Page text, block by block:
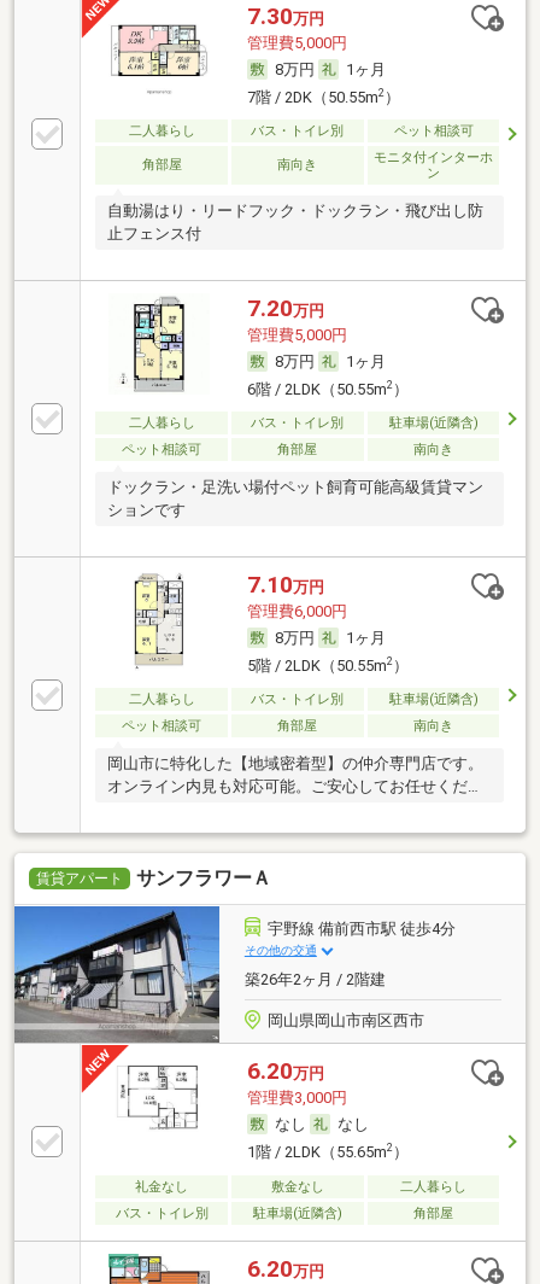
7.30万円
管理費5,000円
8万円
1ヶ月
7階 / 2DK（50.55m2）
二人暮らし バス・トイレ別 ペット相談可
角部屋 南向き
モニタ付インターホ
ン
自動湯はり・リードフック・ドックラン・飛び出し防
止フェンス付
7.20万円
管理費5,000円
8万円
1ヶ月
6階 / 2LDK（50.55m2）
二人暮らし バス・トイレ別
駐車場(近隣含)
ペット相談可
角部屋 南向き
ドックラン・足洗い場付ペット飼育可能高級賃貸マン
ションです
7.10万円
管理費6,000円
8万円
1ヶ月
5階 / 2LDK（50.55m2）
二人暮らし バス・トイレ別
駐車場(近隣含)
ペット相談可
角部屋 南向き
岡山市に特化した【地域密着型】の仲介専門店です。
オンライン内見も対応可能。ご安心してお任せくださ
賃貸アパート サンフラワーＡ
宇野線 備前西市駅 徒歩4分
その他の交通
築26年2ヶ月 / 2階建
岡山県岡山市南区西市
6.20万円
管理費3,000円
なし
なし
1階 / 2LDK（55.65m2）
礼金なし 敷金なし
二人暮らし
バス・トイレ別
駐車場(近隣含) 角部屋
6.20万円